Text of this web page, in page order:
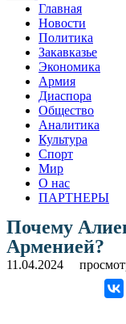
Главная
Новости
Политика
Закавказье
Экономика
Армия
Диаспора
Общество
Аналитика
Культура
Спорт
Мир
О нас
ПАРТНЕРЫ
Почему
Арменией?
11.04.2024